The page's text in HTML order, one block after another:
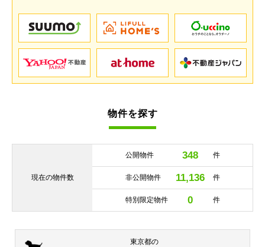
物件を探す
現在の物件数
公開物件 348 件
非公開物件 11,136 件
特別限定物件 0 件
東京都の